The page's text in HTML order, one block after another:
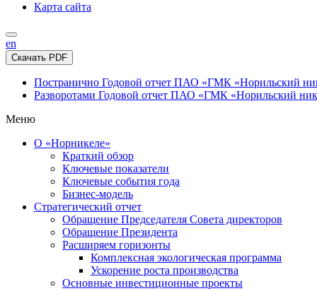
Карта сайта
en
Скачать PDF
Постранично Годовой отчет ПАО «ГМК «Норильский
Разворотами Годовой отчет ПАО «ГМК «Норильский
Меню
О «Норникеле»
Краткий обзор
Ключевые показатели
Ключевые события года
Бизнес-модель
Стратегический отчет
Обращение Председателя Совета директоров
Обращение Президента
Расширяем горизонты
Комплексная экологическая программа
Ускорение роста производства
Основные инвестиционные проекты